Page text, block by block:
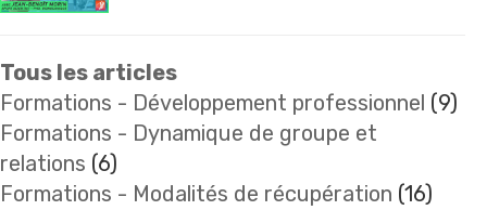
Tous les articles
Formations - Développement professionnel (9)
Formations - Dynamique de groupe et
relations (6)
Formations - Modalités de récupération (16)